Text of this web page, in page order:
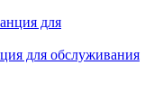
для обслуживания